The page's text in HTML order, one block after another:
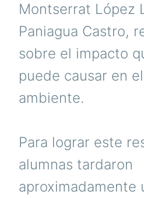
Montserrat López
Paniagua Castro,
sobre el impacto
puede causar en
ambiente.
Para lograr este
alumnas tardaron
aproximadamente